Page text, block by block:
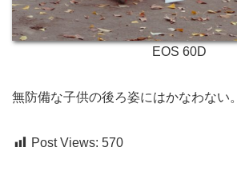
EOS 60D
無防備な子供の後ろ姿にはかなわない。
Post Views: 570